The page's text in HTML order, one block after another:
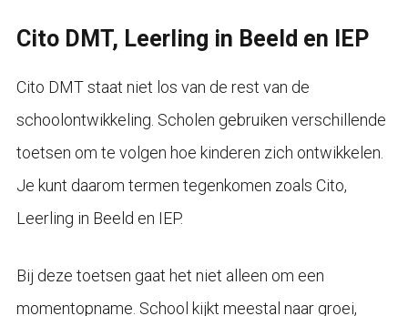
Cito DMT, Leerling in Beeld en IEP
Cito DMT staat niet los van de rest van de
schoolontwikkeling. Scholen gebruiken verschillende
toetsen om te volgen hoe kinderen zich ontwikkelen.
Je kunt daarom termen tegenkomen zoals Cito,
Leerling in Beeld en IEP.
Bij deze toetsen gaat het niet alleen om een
momentopname. School kijkt meestal naar groei,